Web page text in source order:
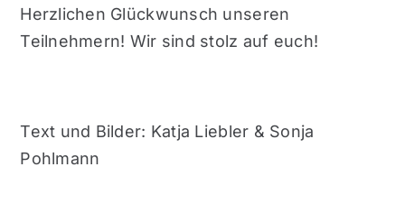
Herzlichen Glückwunsch unseren
Teilnehmern! Wir sind stolz auf euch!
Text und Bilder: Katja Liebler & Sonja
Pohlmann